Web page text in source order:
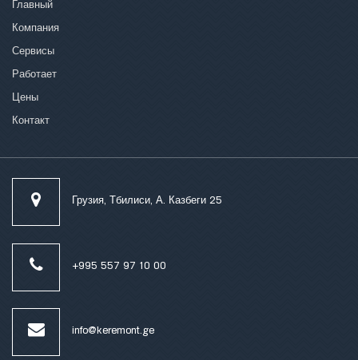
Главный
Компания
Сервисы
Работает
Цены
Контакт
Грузия, Тбилиси, А. Казбеги 25
+995 557 97 10 00
info@keremont.ge